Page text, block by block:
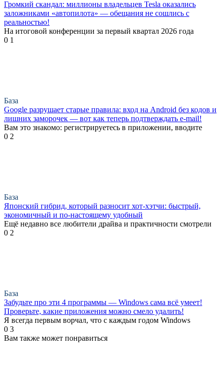
Громкий скандал: миллионы владельцев Tesla оказались
заложниками «автопилота» — обещания не сошлись с
реальностью!
На итоговой конференции за первый квартал 2026 года
0 1
База
Google разрушает старые правила: вход на Android без кодов и
лишних заморочек — вот как теперь подтверждать e-mail!
Вам это знакомо: регистрируетесь в приложении, вводите
0 2
База
Японский гибрид, который разносит хот-хэтчи: быстрый,
экономичный и по-настоящему удобный
Ещё недавно все любители драйва и практичности смотрели
0 2
База
Забудьте про эти 4 программы — Windows сама всё умеет!
Проверьте, какие приложения можно смело удалить!
Я всегда первым ворчал, что с каждым годом Windows
0 3
Вам также может понравиться